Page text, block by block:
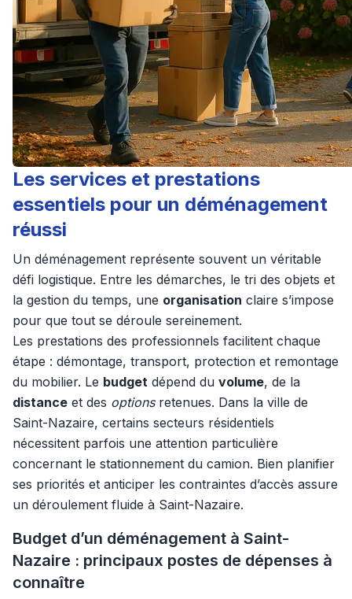
Les services et prestations
essentiels pour un déménagement
réussi
Un déménagement représente souvent un véritable
défi logistique. Entre les démarches, le tri des objets et
la gestion du temps, une organisation claire s’impose
pour que tout se déroule sereinement.
Les prestations des professionnels facilitent chaque
étape : démontage, transport, protection et remontage
du mobilier. Le budget dépend du volume, de la
distance et des optionsretenues. Dans la ville de
Saint-Nazaire, certains secteurs résidentiels
nécessitent parfois une attention particulière
concernant le stationnement du camion. Bien planifier
ses priorités et anticiper les contraintes d’accès assure
un déroulement fluide à Saint-Nazaire.
Budget d’un déménagement à Saint-
Nazaire : principaux postes de dépenses à
connaître